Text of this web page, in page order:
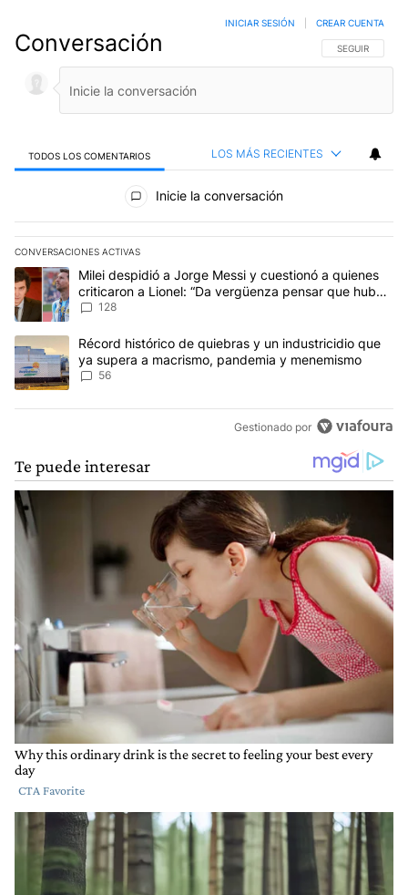
Conversación SIGA ESTA
SEGUIR
INICIAR SESIÓN CREAR CUENTA
TODOS LOS COMENTARIOS LOS MÁS RECIENTES
Todos los comentarios
Inicie la conversación
CONVERSACIONES ACTIVAS
Este listado muestra los artículos con más comentarios en los
Un artículo de tendencia con el título "Milei despidió a Jorge
Milei despidió a Jorge Messi y cuestionó a quienes
criticaron a Lionel: “Da vergüenza pensar que hubo
anti-Messi”
128
Un artículo de tendencia con el título "Récord histórico de
Récord histórico de quiebras y un industricidio que
ya supera a macrismo, pandemia y menemismo
56
Gestionado por